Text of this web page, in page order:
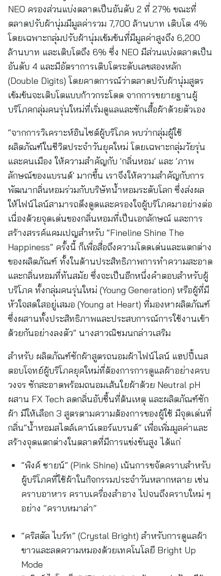
NEO ครองส่วนแบ่งตลาดเป็นอันดับ 2 ที่ 27% ขณะที่
ตลาดปรับผ้านุ่มมีมูลค่ารวม 7,700 ล้านบาท เติบโต 4%
โดยเฉพาะกลุ่มปรับผ้านุ่มเข้มข้นที่มีมูลค่าสูงถึง 6,200
ล้านบาท และเติบโตถึง 6% ซึ่ง NEO มีส่วนแบ่งตลาดเป็น
อันดับ 4 และมีอัตราการเติบโตระดับเลขสองหลัก
(Double Digits) โดยคาดการณ์ว่าตลาดปรับผ้านุ่มสูตร
เข้มข้นจะเติบโตแบบก้าวกระโดด จากการขยายฐานผู้
บริโภคกลุ่มคนรุ่นใหม่ที่เริ่มดูแลและซักเสื้อผ้าด้วยตัวเอง
“จากการวิเคราะห์อินไซต์ผู้บริโภค พบว่ากลุ่มผู้ใช้
ผลิตภัณฑ์ในชีวิตประจำวันยุคใหม่ โดยเฉพาะกลุ่มวัยรุ่น
และคนเมือง ให้ความสำคัญกับ ‘กลิ่นหอม’ และ ‘ภาพ
ลักษณ์ของแบรนด์’ มากขึ้น เราจึงให้ความสำคัญกับการ
พัฒนากลิ่นหอมร่วมกับบริษัทน้ำหอมระดับโลก ซึ่งส่งผล
ให้ไฟน์ไลน์สามารถดึงดูดและครองใจผู้บริโภคมาอย่างต่อ
เนื่องด้วยจุดเด่นของกลิ่นหอมที่เป็นเอกลักษณ์ และการ
สร้างสรรค์แคมเปญสำหรับ “Fineline Shine The
Happiness” ครั้งนี้ ก็เพื่อสื่อถึงความโดดเด่นและแตกต่าง
ของผลิตภัณฑ์ ทั้งในด้านประสิทธิภาพการทำความสะอาด
และกลิ่นหอมที่ทันสมัย ซึ่งจะเป็นอีกหนึ่งคำตอบสำหรับผู้
บริโภค ทั้งกลุ่มคนรุ่นใหม่ (Young Generation) หรือผู้ที่มี
หัวใจสดใสอยู่เสมอ (Young at Heart) ที่มองหาผลิตภัณฑ์
ซึ่งผสานทั้งประสิทธิภาพและประสบการณ์การใช้งานเข้า
ด้วยกันอย่างลงตัว” นางสาวณิชมนกล่าวเสริม
สำหรับ ผลิตภัณฑ์ซักผ้าสูตรถนอมผ้าไฟน์ไลน์ แฮปปี้เนส
ตอบโจทย์ผู้บริโภคยุคใหม่ที่ต้องการการดูแลผ้าอย่างครบ
วงจร ซักสะอาดพร้อมถนอมเส้นใยผ้าด้วย Neutral pH
ผสาน FX Tech ลดกลิ่นอับชื้นที่ต้นเหตุ และผลิตภัณฑ์ซัก
ผ้า มีให้เลือก 3 สูตรตามความต้องการของผู้ใช้ มีจุดเด่นที่
กลิ่น“น้ำหอมสไตล์เคาน์เตอร์แบรนด์” เพื่อเพิ่มมูลค่าและ
สร้างจุดแตกต่างในตลาดที่มีการแข่งขันสูง ได้แก่
“พิงค์ ชายน์” (Pink Shine) เน้นการขจัดคราบสำหรับ
ผู้บริโภคที่ใช้ผ้าในกิจกรรมประจำวันหลากหลาย เช่น
คราบอาหาร คราบเครื่องสำอาง ไปจนถึงคราบใหม่ ๆ
อย่าง “คราบหมาล่า”
“คริสตัล ไบร์ท” (Crystal Bright) สำหรับการดูแลผ้า
ขาวและลดความหมองด้วยเทคโนโลยี Bright Up
Mode